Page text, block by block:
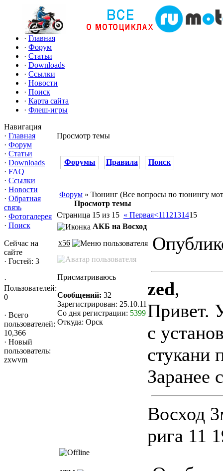
· Главная
· Форум
· Статьи
· Downloads
· Ссылки
· Новости
· Поиск
· Карта сайта
· Флеш-игры
Навигация
· Главная
· Форум
· Статьи
· Downloads
· FAQ
· Ссылки
· Новости
· Обратная
связь
· Фотогалерея
· Поиск
Сейчас на
сайте
· Гостей: 3
·
Пользователей:
0
· Всего
пользователей:
10,366
· Новый
пользователь:
zxwvm
Просмотр темы
Форумы Правила Поиск
Форум » Тюнинг (Все вопросы по тюнингу
Просмотр темы
Страница 15 из 15 « Первая<1112131415
АКБ на Восход
x56
Присматриваюсь
Сообщений: 32
Зарегистрирован: 25.10.11
Со дня регистрации: 5399
Откуда: Орск
zed,
Привет.
с
стукани
Заранее
Восход
рига 11